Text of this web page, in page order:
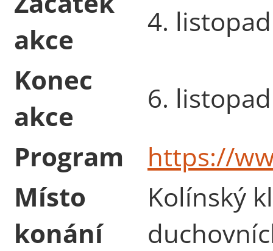
akce
4.
Konec
akce
6.
Program
https://
Místo
konání
Kolínský